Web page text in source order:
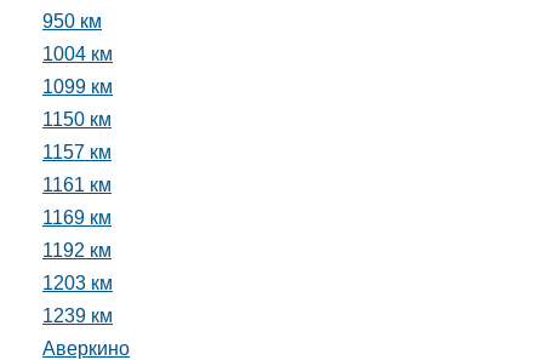
950 км
1004 км
1099 км
1150 км
1157 км
1161 км
1169 км
1192 км
1203 км
1239 км
Аверкино